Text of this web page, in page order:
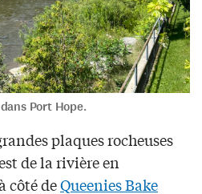
Port Hope.
plaques rocheuses
de la rivière en
côté deQueenies Bake